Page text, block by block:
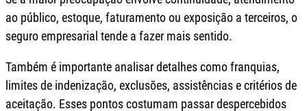
ao público, estoque, faturamento ou exposição a terceiros, o
seguro empresarial tende a fazer mais sentido.
Também é importante analisar detalhes como franquias,
limites de indenização, exclusões, assistências e critérios de
aceitação. Esses pontos costumam passar despercebidos